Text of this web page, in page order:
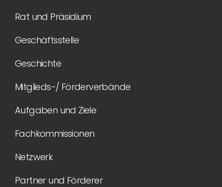
Rat und Präsidium
Geschäftsstelle
Geschichte
Mitglieds-/ Förderverbände
Aufgaben und Ziele
Fachkommissionen
Netzwerk
Partner und Förderer